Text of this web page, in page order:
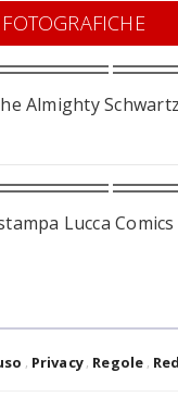
Almighty Schwartz
Lucca
Privacy Regole